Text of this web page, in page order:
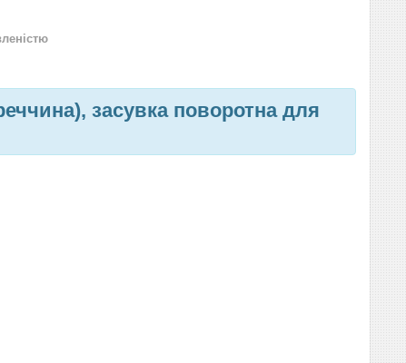
засувка поворотна для